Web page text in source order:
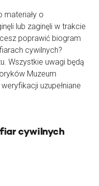
materiały o
lub zaginęli w trakcie
poprawić biogram
cywilnych?
Wszystkie uwagi będą
Muzeum
uzupełniane
cywilnych